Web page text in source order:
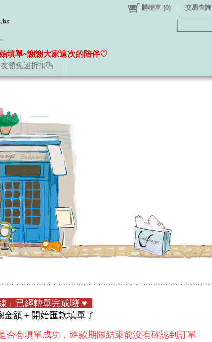
領免運折扣碼
購物車 (0) 交易查詢
填單~謝謝大家這次的陪伴♡